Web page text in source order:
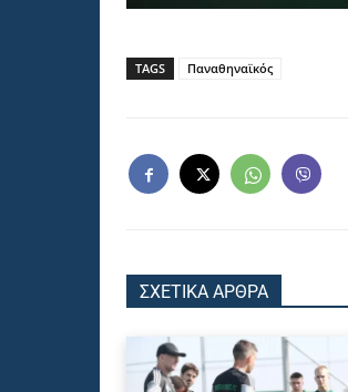
TAGS Παναθηναϊκός
ΣΧΕΤΙΚΑ ΑΡΘΡΑ